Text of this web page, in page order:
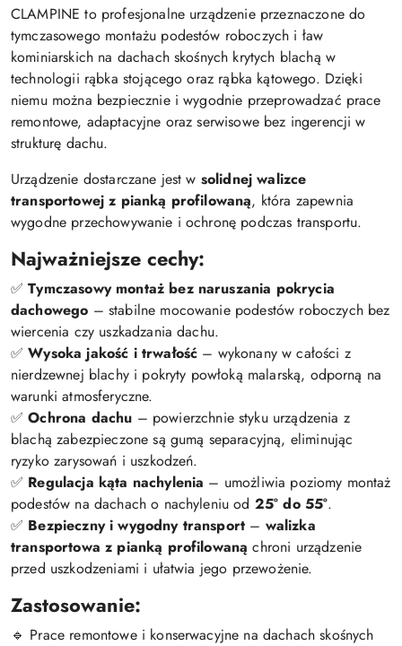
CLAMPINE to profesjonalne urządzenie przeznaczone do
tymczasowego montażu podestów roboczych i ław
kominiarskich na dachach skośnych krytych blachą w
technologii rąbka stojącego oraz rąbka kątowego. Dzięki
niemu można bezpiecznie i wygodnie przeprowadzać prace
remontowe, adaptacyjne oraz serwisowe bez ingerencji w
strukturę dachu.
Urządzenie dostarczane jest w solidnej walizce
transportowej z pianką profilowaną, która zapewnia
wygodne przechowywanie i ochronę podczas transportu.
Najważniejsze cechy:
✅Tymczasowy montaż bez naruszania pokrycia
dachowego – stabilne mocowanie podestów roboczych bez
wiercenia czy uszkadzania dachu.
✅Wysoka jakość i trwałość – wykonany w całości z
nierdzewnej blachy i pokryty powłoką malarską, odporną na
warunki atmosferyczne.
✅Ochrona dachu – powierzchnie styku urządzenia z
blachą zabezpieczone są gumą separacyjną, eliminując
ryzyko zarysowań i uszkodzeń.
✅ Regulacja kąta nachylenia – umożliwia poziomy montaż
podestów na dachach o nachyleniu od 25° do 55°.
✅ Bezpieczny i wygodny transport – walizka
transportowa z pianką profilowaną chroni urządzenie
przed uszkodzeniami i ułatwia jego przewożenie.
Zastosowanie:
🔹 Prace remontowe i konserwacyjne na dachach skośnych